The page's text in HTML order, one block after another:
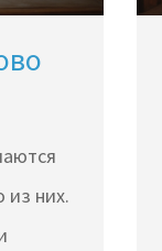
них.